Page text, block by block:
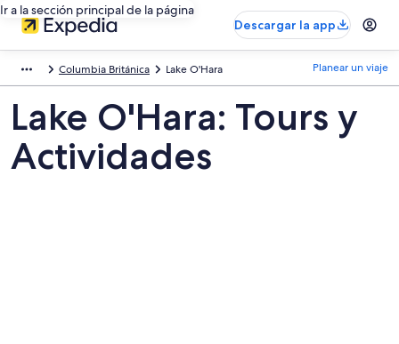
Ir a la sección principal de la página
Descargar la app
Columbia Británica Lake O'Hara Planear un viaje
Lake O'Hara: Tours y
Actividades